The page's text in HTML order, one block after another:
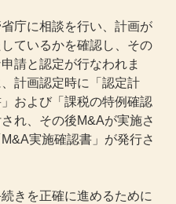
庁に相談を行い、計画が
ているかを確認し、その
請と認定が行なわれま
計画認定時に「認定計
および「課税の特例確認
れ、その後M&Aが実施さ
実施確認書」が発行さ
きを正確に進めるために